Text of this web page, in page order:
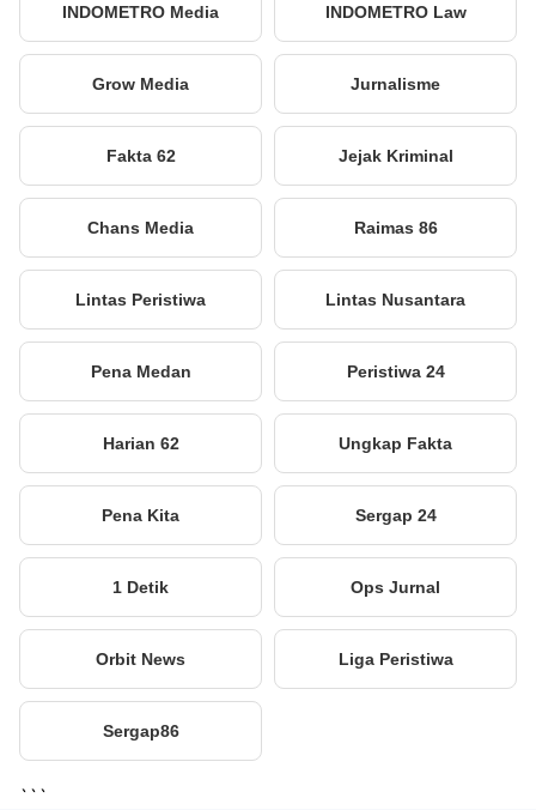
INDOMETRO Media INDOMETRO Law
Grow Media Jurnalisme
Fakta 62 Jejak Kriminal
Chans Media Raimas 86
Lintas Peristiwa Lintas Nusantara
Pena Medan Peristiwa 24
Harian 62 Ungkap Fakta
Pena Kita Sergap 24
1 Detik Ops Jurnal
Orbit News Liga Peristiwa
Sergap86
```